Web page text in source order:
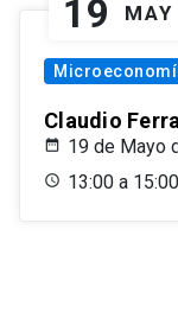
19 MAY
Claudio
19 de Mayo
13:00 a 15:00